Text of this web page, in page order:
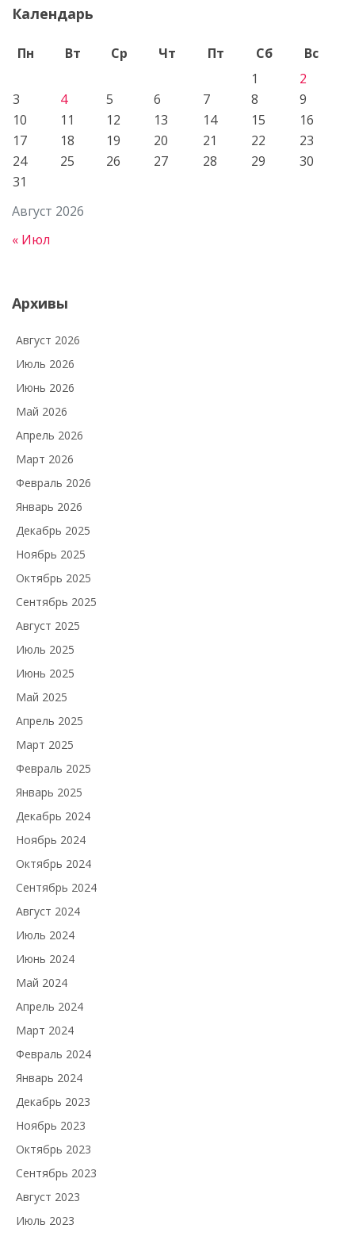
Календарь
Август 2026
Пн Вт Ср Чт Пт Сб
Вс
1
2
3
4 5 6 7 8
9
10
11 12 13 14 15
16
17
18 19 20 21 22
23
24
25 26 27 28 29
30
31
« Июл
Архивы
Август 2026
Июль 2026
Июнь 2026
Май 2026
Апрель 2026
Март 2026
Февраль 2026
Январь 2026
Декабрь 2025
Ноябрь 2025
Октябрь 2025
Сентябрь 2025
Август 2025
Июль 2025
Июнь 2025
Май 2025
Апрель 2025
Март 2025
Февраль 2025
Январь 2025
Декабрь 2024
Ноябрь 2024
Октябрь 2024
Сентябрь 2024
Август 2024
Июль 2024
Июнь 2024
Май 2024
Апрель 2024
Март 2024
Февраль 2024
Январь 2024
Декабрь 2023
Ноябрь 2023
Октябрь 2023
Сентябрь 2023
Август 2023
Июль 2023